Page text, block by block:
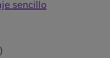
sencillo